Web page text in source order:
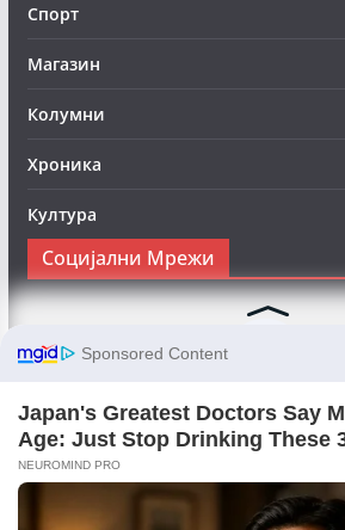
Спорт
Магазин
Колумни
Хроника
Култура
Социјални Мрежи
Следете нè на Фејсбук за да сте во